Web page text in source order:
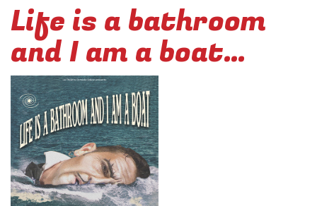
Life is a bathroom
and I am a boat…